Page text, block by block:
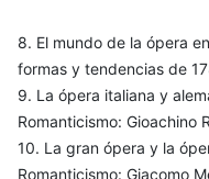
8. El mundo de la ópera
formas y tendencias de
9. La ópera italiana y
Romanticismo: Gioachino
10. La gran ópera y la
Romanticismo: Giacomo